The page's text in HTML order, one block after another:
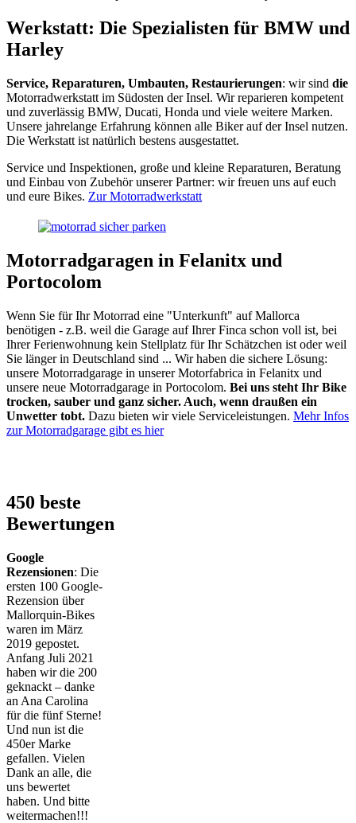
Werkstatt: Die Spezialisten für BMW und
Harley
Service, Reparaturen, Umbauten, Restaurierungen: wir sind die
Motorradwerkstatt im Südosten der Insel. Wir reparieren kompetent
und zuverlässig BMW, Ducati, Honda und viele weitere Marken.
Unsere jahrelange Erfahrung können alle Biker auf der Insel nutzen.
Die Werkstatt ist natürlich bestens ausgestattet.
Service und Inspektionen, große und kleine Reparaturen, Beratung
und Einbau von Zubehör unserer Partner: wir freuen uns auf euch
und eure Bikes. Zur Motorradwerkstatt
Motorradgaragen in Felanitx und
Portocolom
Wenn Sie für Ihr Motorrad eine "Unterkunft" auf Mallorca
benötigen - z.B. weil die Garage auf Ihrer Finca schon voll ist, bei
Ihrer Ferienwohnung kein Stellplatz für Ihr Schätzchen ist oder weil
Sie länger in Deutschland sind ... Wir haben die sichere Lösung:
unsere Motorradgarage in unserer Motorfabrica in Felanitx und
unsere neue Motorradgarage in Portocolom. Bei uns steht Ihr Bike
trocken, sauber und ganz sicher. Auch, wenn draußen ein
Unwetter tobt. Dazu bieten wir viele Serviceleistungen. Mehr Infos
zur Motorradgarage gibt es hier
450 beste
Bewertungen
Google
Rezensionen: Die
ersten 100 Google-
Rezension über
Mallorquin-Bikes
waren im März
2019 gepostet.
Anfang Juli 2021
haben wir die 200
geknackt – danke
an Ana Carolina
für die fünf Sterne!
Und nun ist die
450er Marke
gefallen. Vielen
Dank an alle, die
uns bewertet
haben. Und bitte
weitermachen!!!